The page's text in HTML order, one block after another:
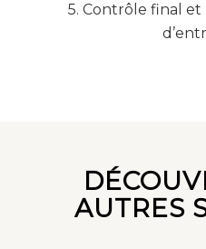
5. Contrôle final
AUTRES